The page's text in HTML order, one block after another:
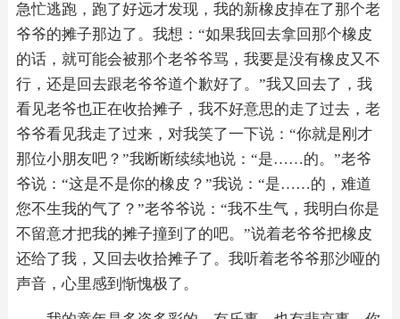
急忙逃跑，跑了好远才发现，我的新橡皮掉在了那个老
爷爷的摊子那边了。我想：“如果我回去拿回那个橡皮
的话，就可能会被那个老爷爷骂，我要是没有橡皮又不
行，还是回去跟老爷爷道个歉好了。”我又回去了，我
看见老爷也正在收拾摊子，我不好意思的走了过去，老
爷爷看见我走了过来，对我笑了一下说：“你就是刚才
那位小朋友吧？”我断断续续地说：“是……的。”老爷
爷说：“这是不是你的橡皮？”我说：“是……的，难道
您不生我的气了？”老爷爷说：“我不生气，我明白你是
不留意才把我的摊子撞到了的吧。”说着老爷爷把橡皮
还给了我，又回去收拾摊子了。我听着老爷爷那沙哑的
声音，心里感到惭愧极了。